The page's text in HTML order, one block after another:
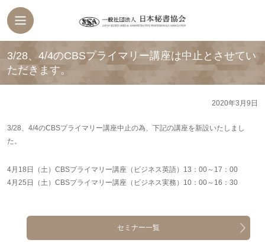
3/28、4/4のCBSプライマリー講座は中止とさせてい
ただきます。
2020年3月9日
3/28、4/4のCBSプライマリー講座中止の為、下記の講座を新設いたしまし
た。
4月18日（土）CBSプライマリー講座（ビジネス英語）13：00～17：00
4月25日（土）CBSプライマリー講座（ビジネス実務）10：00～16：30
セミナー一覧